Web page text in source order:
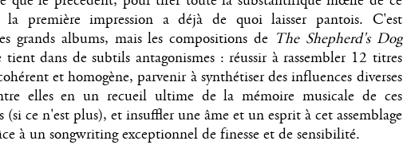
la première impression a déjà de quoi laisser pantois. C'est
grands albums, mais les compositions de The Shepherd's Dog
dans de subtils antagonismes : réussir à rassembler 12 titres
et homogène, parvenir à synthétiser des influences diverses
elles en un recueil ultime de la mémoire musicale de ces
(si ce n'est plus), et insuffler une âme et un esprit à cet assemblage
à un songwriting exceptionnel de finesse et de sensibilité.